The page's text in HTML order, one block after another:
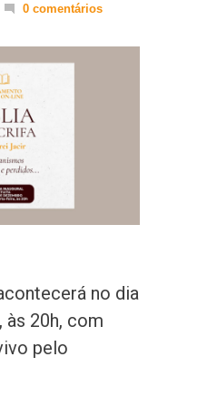
0 comentários
no dia
às 20h, com
pelo